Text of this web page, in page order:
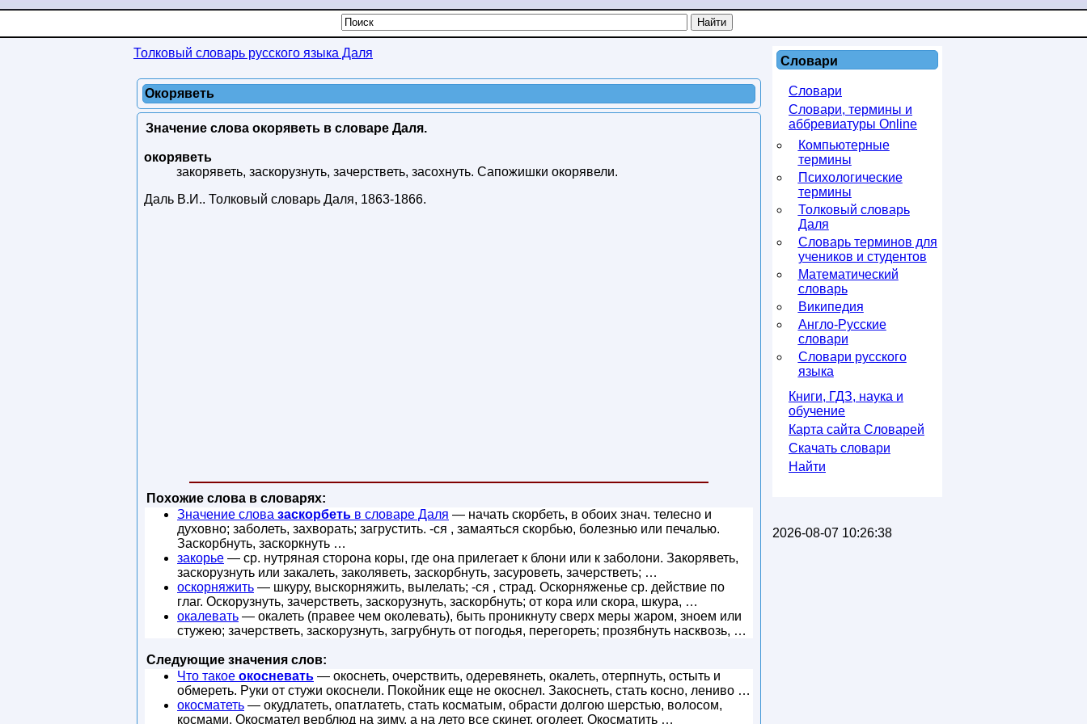
Толковый словарь русского языка Даля
Окоряветь
Значение слова окоряветь в словаре Даля.
окоряветь
закоряветь, заскорузнуть, зачерстветь, засохнуть. Сапожишки окорявели.
Даль В.И.. Толковый словарь Даля, 1863-1866.
Похожие слова в словарях:
Значение слова заскорбеть в словаре Даля — начать скорбеть, в обоих знач. телесно и
духовно; заболеть, захворать; загрустить. -ся , замаяться скорбью, болезнью или печалью.
Заскорбнуть, заскоркнуть …
закорье — ср. нутряная сторона коры, где она прилегает к блони или к заболони. Закоряветь,
заскорузнуть или закалеть, заколяветь, заскорбнуть, засуроветь, зачерстветь; …
оскорняжить — шкуру, выскорняжить, вылелать; -ся , страд. Оскорняженье ср. действие по
глаг. Оскорузнуть, зачерстветь, заскорузнуть, заскорбнуть; от кора или скора, шкура, …
окалевать — окалеть (правее чем околевать), быть проникнуту сверх меры жаром, зноем или
стужею; зачерстветь, заскорузнуть, загрубнуть от погодья, перегореть; прозябнуть насквозь, …
Следующие значения слов:
Что такое окосневать — окоснеть, очерствить, одеревянеть, окалеть, отерпнуть, остыть и
обмереть. Руки от стужи окоснели. Покойник еще не окоснел. Закоснеть, стать косно, лениво …
окосматеть — окудлатеть, опатлатеть, стать косматым, обрасти долгою шерстью, волосом,
космами. Окосмател верблюд на зиму, а на лето все скинет, оголеет. Окосматить …
Словари
Словари
Словари, термины и
аббревиатуры Online
Компьютерные
термины
Психологические
термины
Толковый словарь
Даля
Словарь терминов для
учеников и студентов
Математический
словарь
Википедия
Англо-Русские
словари
Словари русского
языка
Книги, ГДЗ, наука и
обучение
Карта сайта Словарей
Скачать словари
Найти
2026-08-07 10:26:38